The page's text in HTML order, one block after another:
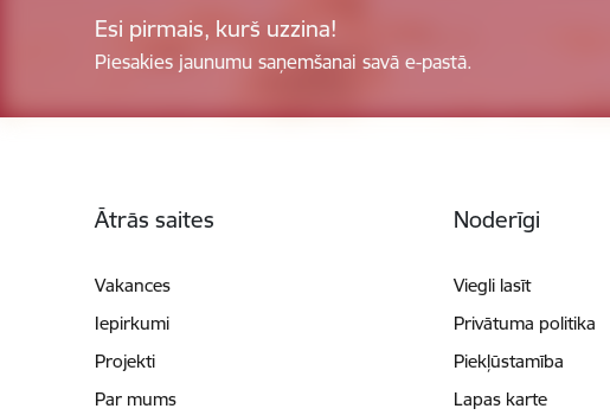
Esi pirmais, kurš uzzina!
Piesakies jaunumu saņemšanai savā e-pastā.
Ātrās saites
Vakances
Iepirkumi
Projekti
Par mums
Noderīgi
Viegli lasīt
Privātuma politika
Piekļūstamība
Lapas karte